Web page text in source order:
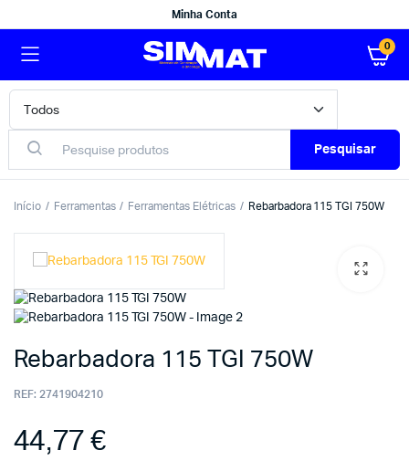
Minha Conta
0
Pesquisar
Início Ferramentas Ferramentas Elétricas Rebarbadora 115 TGI 750W
Rebarbadora 115 TGI 750W
REF: 2741904210
44,77€